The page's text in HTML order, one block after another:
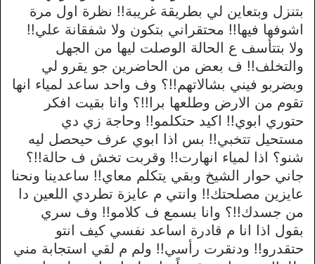
بتنزل وبتعاين لي بطريقة غريبة!! نظرة اول مرة
اشوفها فيها!! محتقراني بتكون ولا شفقانة علي!!
ولا بتتأسف ع الحالة الوصلت ليها من الجهل
والتخلف!! ف بعض من الحاضرين جو يقرو لي
وبضربو فيني بشالاتهم!!؟ وف واحد ساعد لمياء انها
تقوم من الارض وطلعها برا!!؟ وانا بقيت افكر
حتوري ابوي!! اكيد حتكلمو!! وحاجة زي دي
مستحيل تتخبي!! بس اذا ابوي عرف حيحصل ليه
شنو؟ اذا لمياء انهارت!! وقربت تخش ف حالة!!؟
جاني حوار الشيخ وبقي يتكلم معاي!! ساعدينا ونحنا
عايزين مصلحتك!! وانتي م عايزة تطردي اللعين دا
من جسدك!!؟ وانا بسمع ف كلامو!! وف سري
بقول اذا انا م قادرة اساعد نفسي كيف انتو
حتقدرو!! ودنقرت رأسي!! ولم م لقي استجابة مني